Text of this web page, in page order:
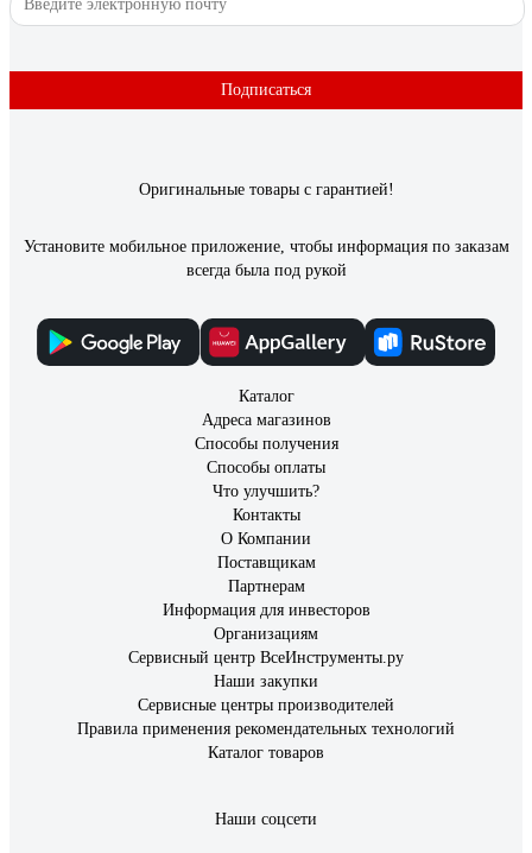
Подписаться
Оригинальные товары с гарантией!
Установите мобильное приложение, чтобы информация по заказам
всегда была под рукой
Каталог
Адреса магазинов
Способы получения
Способы оплаты
Что улучшить?
Контакты
О Компании
Поставщикам
Партнерам
Информация для инвесторов
Организациям
Сервисный центр ВсеИнструменты.ру
Наши закупки
Сервисные центры производителей
Правила применения рекомендательных технологий
Каталог товаров
Наши соцсети